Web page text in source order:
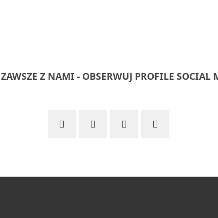
Z NAMI - OBSERWUJ PROFILE SOCIAL